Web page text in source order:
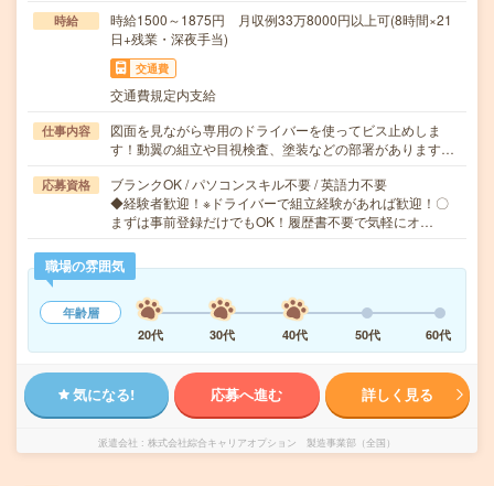
時給
時給1500～1875円 月収例33万8000円以上可(8時間×21
日+残業・深夜手当)
交通費
交通費規定内支給
仕事内容
図面を見ながら専用のドライバーを使ってビス止めしま
す！動翼の組立や目視検査、塗装などの部署があります…
応募資格
ブランクOK / パソコンスキル不要 / 英語力不要
◆経験者歓迎！※ドライバーで組立経験があれば歓迎！〇
まずは事前登録だけでもOK！履歴書不要で気軽にオ…
職場の雰囲気
年齢層
20代
30代 40代 50代 60代
気になる! 応募へ進む 詳しく見る
派遣会社 株式会社綜合キャリアオプション 製造事業部（全国）